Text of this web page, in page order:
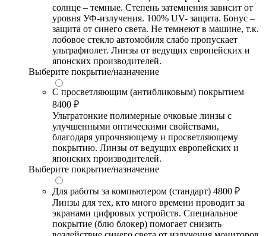
солнце – темные. Степень затемнения зависит от
уровня УФ-излучения. 100% UV- защита. Бонус –
защита от синего света. Не темнеют в машине, т.к.
лобовое стекло автомобиля слабо пропускает
ультрафиолет. Линзы от ведущих европейских и
японских производителей.
Выберите покрытие/назначение
С просветляющим (антибликовым) покрытием
8400 ₽
Ультратонкие полимерные очковые линзы с
улучшенными оптическими свойствами,
благодаря упрочняющему и просветляющему
покрытию. Линзы от ведущих европейских и
японских производителей.
Выберите покрытие/назначение
Для работы за компьютером (стандарт) 4800 ₽
Линзы для тех, кто много времени проводит за
экранами цифровых устройств. Специальное
покрытие (блю блокер) помогает снизить